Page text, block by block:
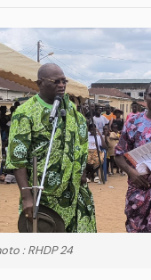
: RHDP 24